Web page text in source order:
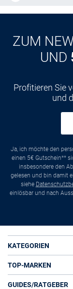
ZUM
UND
Profitieren Sie
und
Ja, ich möchte den
einen 5€ Gutschein**
insbesondere den
gelesen und bin damit
siehe
einlösbar und nach
KATEGORIEN
TOP-MARKEN
GUIDES/RATGEBER